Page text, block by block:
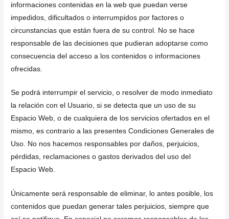
informaciones contenidas en la web que puedan verse
impedidos, dificultados o interrumpidos por factores o
circunstancias que están fuera de su control. No se hace
responsable de las decisiones que pudieran adoptarse como
consecuencia del acceso a los contenidos o informaciones
ofrecidas.
Se podrá interrumpir el servicio, o resolver de modo inmediato
la relación con el Usuario, si se detecta que un uso de su
Espacio Web, o de cualquiera de los servicios ofertados en el
mismo, es contrario a las presentes Condiciones Generales de
Uso. No nos hacemos responsables por daños, perjuicios,
pérdidas, reclamaciones o gastos derivados del uso del
Espacio Web.
Únicamente será responsable de eliminar, lo antes posible, los
contenidos que puedan generar tales perjuicios, siempre que